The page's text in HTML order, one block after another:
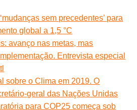
sem precedentes’ para
global a 1,5 °C
avanço nas metas, mas
Entrevista especial
sobre o Clima em 2019. O
geral das Nações Unidas
para COP25 começa sob